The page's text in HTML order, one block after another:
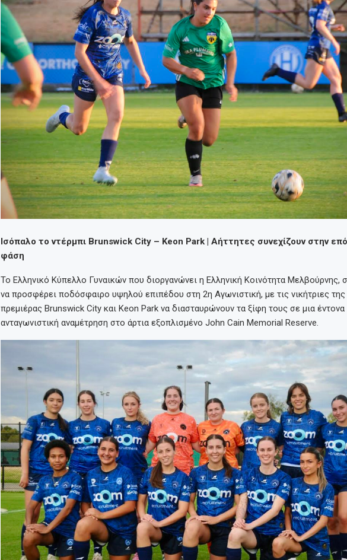
Ισόπαλο το ντέρμπι Brunswick City – Keon Park | Αήττητες συνεχίζουν στην
φάση
Το Ελληνικό Κύπελλο Γυναικών που διοργανώνει η Ελληνική Κοινότητα Μελβούρνης,
να προσφέρει ποδόσφαιρο υψηλού επιπέδου στη 2η Αγωνιστική, με τις νικήτριες της
πρεμιέρας Brunswick City και Keon Park να διασταυρώνουν τα ξίφη τους σε μια έντονα
ανταγωνιστική αναμέτρηση στο άρτια εξοπλισμένο John Cain Memorial Reserve.